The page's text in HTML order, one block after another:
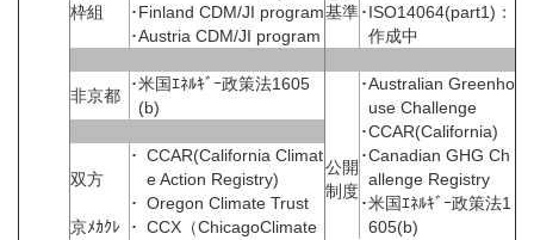
枠組
･Finland CDM/JI program
･Austria CDM/JI program
非京都
･米国ｴﾈﾙｷﾞｰ政策法1605
(b)
双方
京ﾒｶｸﾚ
･ CCAR(California Climat
e Action Registry)
･ Oregon Climate Trust
･ CCX（ChicagoClimate
基準･ISO14064(part1)：
作成中
公開
制度
･Australian Greenho
use Challenge
･CCAR(California)
･Canadian GHG Ch
allenge Registry
･米国ｴﾈﾙｷﾞｰ政策法1
605(b)